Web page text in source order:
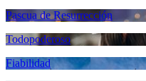
Pascua de Resurrección
Todopoderoso
Fiabilidad